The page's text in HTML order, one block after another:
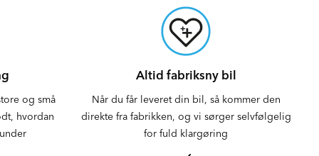
og små
hvordan
Altid fabriksny bil
Når du får leveret din bil, så kommer den
direkte fra fabrikken, og vi sørger selvfølgelig
for fuld klargøring